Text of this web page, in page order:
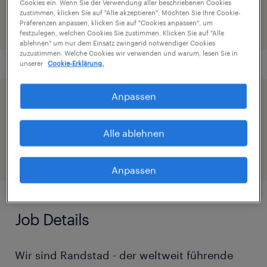
Beschleunige die Bewerbung indem du dein
Profil teilst
Job Details
Wir sind Randstad - der weltweit führende
Cookies ein. Wenn Sie der Verwendung aller beschriebenen Cookies
zustimmen, klicken Sie auf "Alle akzeptieren". Möchten Sie Ihre Cookie-
Präferenzen anpassen, klicken Sie auf "Cookies anpassen", um
festzulegen, welchen Cookies Sie zustimmen. Klicken Sie auf "Alle
ablehnen" um nur dem Einsatz zwingend notwendiger Cookies
zuzustimmen. Welche Cookies wir verwenden und warum, lesen Sie in
unserer
Cookie-Erklärung.
Anpassen
Alle ablehnen
Anpassen